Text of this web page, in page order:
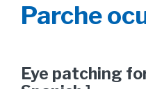
Parche
Eye patching